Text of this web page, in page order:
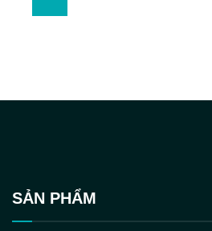
SẢN PHẨM